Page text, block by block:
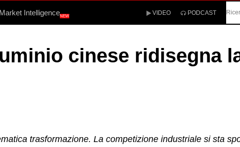
Market IntelligenceNEW VIDEO PODCAST
cinese ridisegna
trasformazione. La competizione industriale si sta